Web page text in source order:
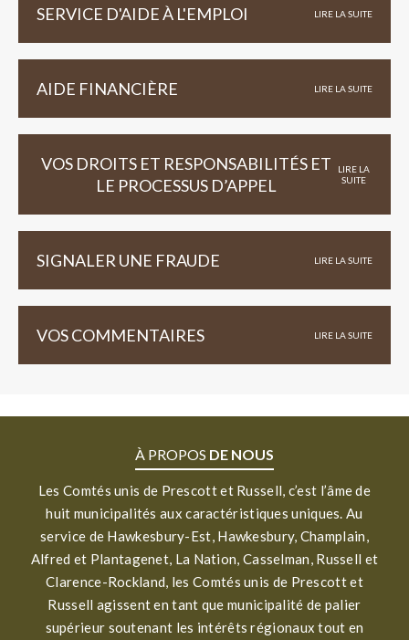
SERVICE D'AIDE À L'EMPLOI LIRE LA SUITE
AIDE FINANCIÈRE LIRE LA SUITE
VOS DROITS ET RESPONSABILITÉS ET
LE PROCESSUS D’APPEL
LIRE LA
SUITE
SIGNALER UNE FRAUDE LIRE LA SUITE
VOS COMMENTAIRES LIRE LA SUITE
À PROPOS DE NOUS
Les Comtés unis de Prescott et Russell, c’est l’âme de
huit municipalités aux caractéristiques uniques. Au
service de Hawkesbury-Est, Hawkesbury, Champlain,
Alfred et Plantagenet, La Nation, Casselman, Russell et
Clarence-Rockland, les Comtés unis de Prescott et
Russell agissent en tant que municipalité de palier
supérieur soutenant les intérêts régionaux tout en